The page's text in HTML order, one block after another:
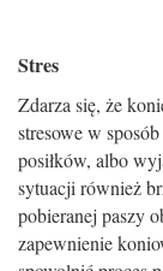
Stres
Zdarza się, że
stresowe w
posiłków, albo
sytuacji również
pobieranej paszy
zapewnienie